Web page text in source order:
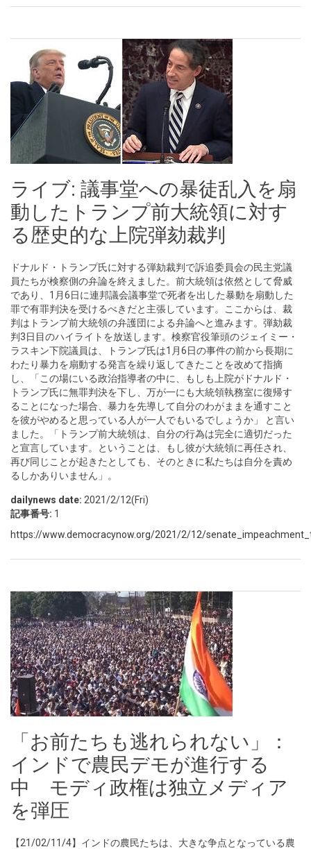
ライブ: 議事堂への暴徒乱入を扇
動したトランプ前大統領に対す
る歴史的な上院弾劾裁判
ドナルド・トランプ氏に対する弾劾裁判で訴追委員会の民主党議
員たちが検察側の弁論を終えました。前大統領は依然として脅威
であり、1月6日に連邦議会議事堂で死者を出した暴動を扇動した
罪で有罪判決を受けるべきだと主張しています。ここからは、裁
判はトランプ前大統領の弁護団による弁論へと進みます。弾劾裁
判3日目のハイライトを放送します。検察官役筆頭のジェイミー・
ラスキン下院議員は、トランプ氏は1月6日の事件の前から長期に
わたり暴力を扇動する発言を繰り返してきたことを改めて指摘
し、「この場にいる政治指導者の中に、もしも上院がドナルド・
トランプ氏に無罪判決を下し、万が一にも大統領執務室に復帰す
ることになった場合、暴力を先導して自分のわがままを通すこと
を彼がやめると思っている人が一人でもいるでしょうか」 と言い
ました。「トランプ前大統領は、自分の行為は完全に適切だった
と宣言しています。ということは、もし彼が大統領に再任され、
再び同じことが起きたとしても、そのときに私たちは自分を責め
るしかありいません」。
dailynews date: 2021/2/12(Fri)
記事番号: 1
https://www.democracynow.org/2021/2/12/
「お前たちも逃れられない」：
インドで農民デモが進行する
中 モディ政権は独立メディア
を弾圧
【21/02/11/4】インドの農民たちは、大きな争点となっている農